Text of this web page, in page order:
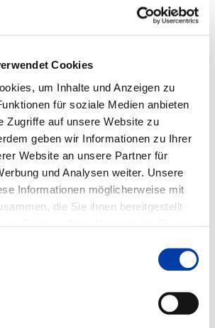
Cookies
um Inhalte und Anzeigen zu
für soziale Medien anbieten
Zugriffe auf unsere Website zu
geben wir Informationen zu Ihrer
Website an unsere Partner für
und Analysen weiter. Unsere
Informationen möglicherweise mit
die Sie ihnen bereitgestellt